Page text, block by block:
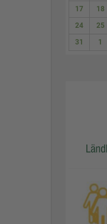
10
11
17
18
24
25